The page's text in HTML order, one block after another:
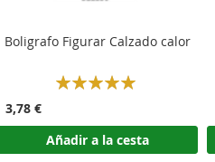
Boligrafo Figurar Calzado calor
Rating:
3,78 €
Añadir a la cesta